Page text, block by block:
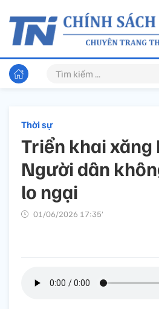
Thời sự
Triển khai xăng
Người dân
lo ngại
01/06/2026 17:35’